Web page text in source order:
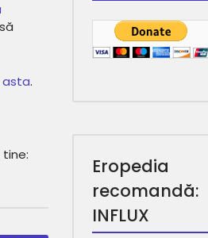
asta.
Eropedia
recomandă:
INFLUX